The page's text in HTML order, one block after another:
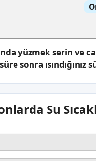
yüzmek serin ve
sonra
Su